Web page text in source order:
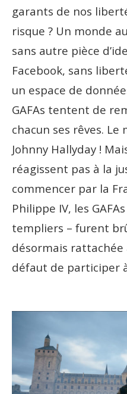
garants de nos
risque ? Un monde
sans autre pièce
Facebook, sans
un espace de
GAFAs tentent de
chacun ses rêves.
Johnny Hallyday !
réagissent pas à la
commencer par la
Philippe IV, les
templiers – furent
désormais rattachée
défaut de participer